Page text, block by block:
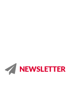
NEWSLETTER